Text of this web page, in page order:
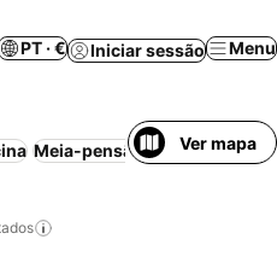
PT · € Iniciar sessão Menu
Meia-pensão Parque de
Ver mapa